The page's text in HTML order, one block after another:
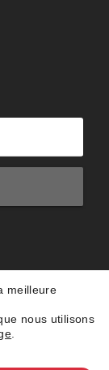
meilleure
nous utilisons